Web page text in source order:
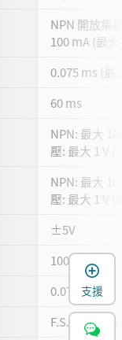
NPN 開放集
100 mA (最大
0.075 ms (最
60 ms
NPN: 最大
壓: 最大 1 V
NPN: 最大
壓: 最大 1 V
±5V
100 Ω
0.075 ms (最
F.S. 的
支援